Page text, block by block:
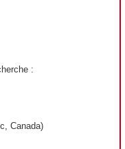
:
Canada)